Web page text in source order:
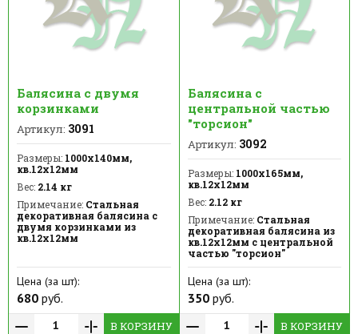
Балясина с двумя
корзинками
Артикул: 3091
Размеры: 1000х140мм,
кв.12х12мм
Вес: 2.14 кг
Примечание: Стальная
декоративная балясина с
двумя корзинками из
кв.12х12мм
Цена (за шт):
680 руб.
В КОРЗИНУ
Балясина с
центральной частью
"торсион"
Артикул: 3092
Размеры:1000х165мм,
кв.12х12мм
Вес:2.12 кг
Примечание:Стальная
декоративная балясина из
кв.12х12мм с центральной
частью "торсион"
Цена (за шт):
350руб.
В КОРЗИНУ